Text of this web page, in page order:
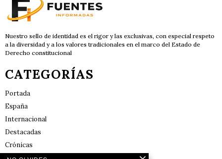
Nuestro sello de identidad es el rigor y las exclusivas, con especial respeto
a la diversidad y a los valores tradicionales en el marco del Estado de
Derecho constitucional
CATEGORÍAS
Portada
España
Internacional
Destacadas
Crónicas